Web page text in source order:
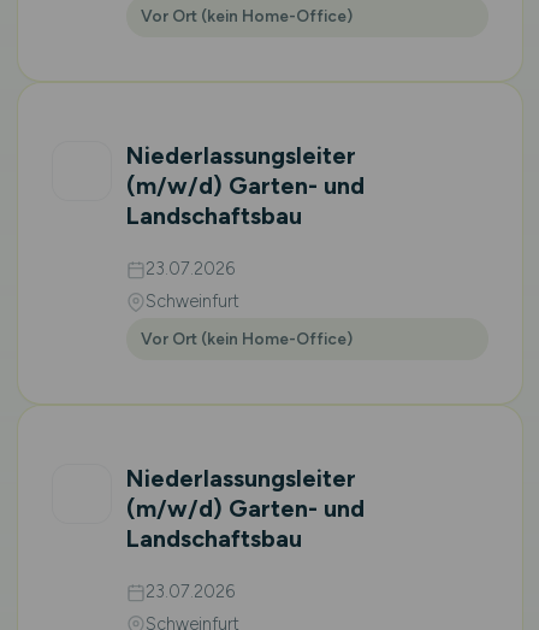
Vor Ort (kein Home-Office)
Niederlassungsleiter
(m/w/d) Garten- und
Landschaftsbau
23.07.2026
Schweinfurt
Vor Ort (kein Home-Office)
Niederlassungsleiter
(m/w/d) Garten- und
Landschaftsbau
23.07.2026
Schweinfurt